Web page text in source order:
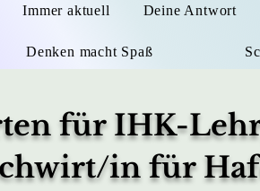
Immer aktuell Deine Antwort
Denken macht Spaß
für IHK-
in für